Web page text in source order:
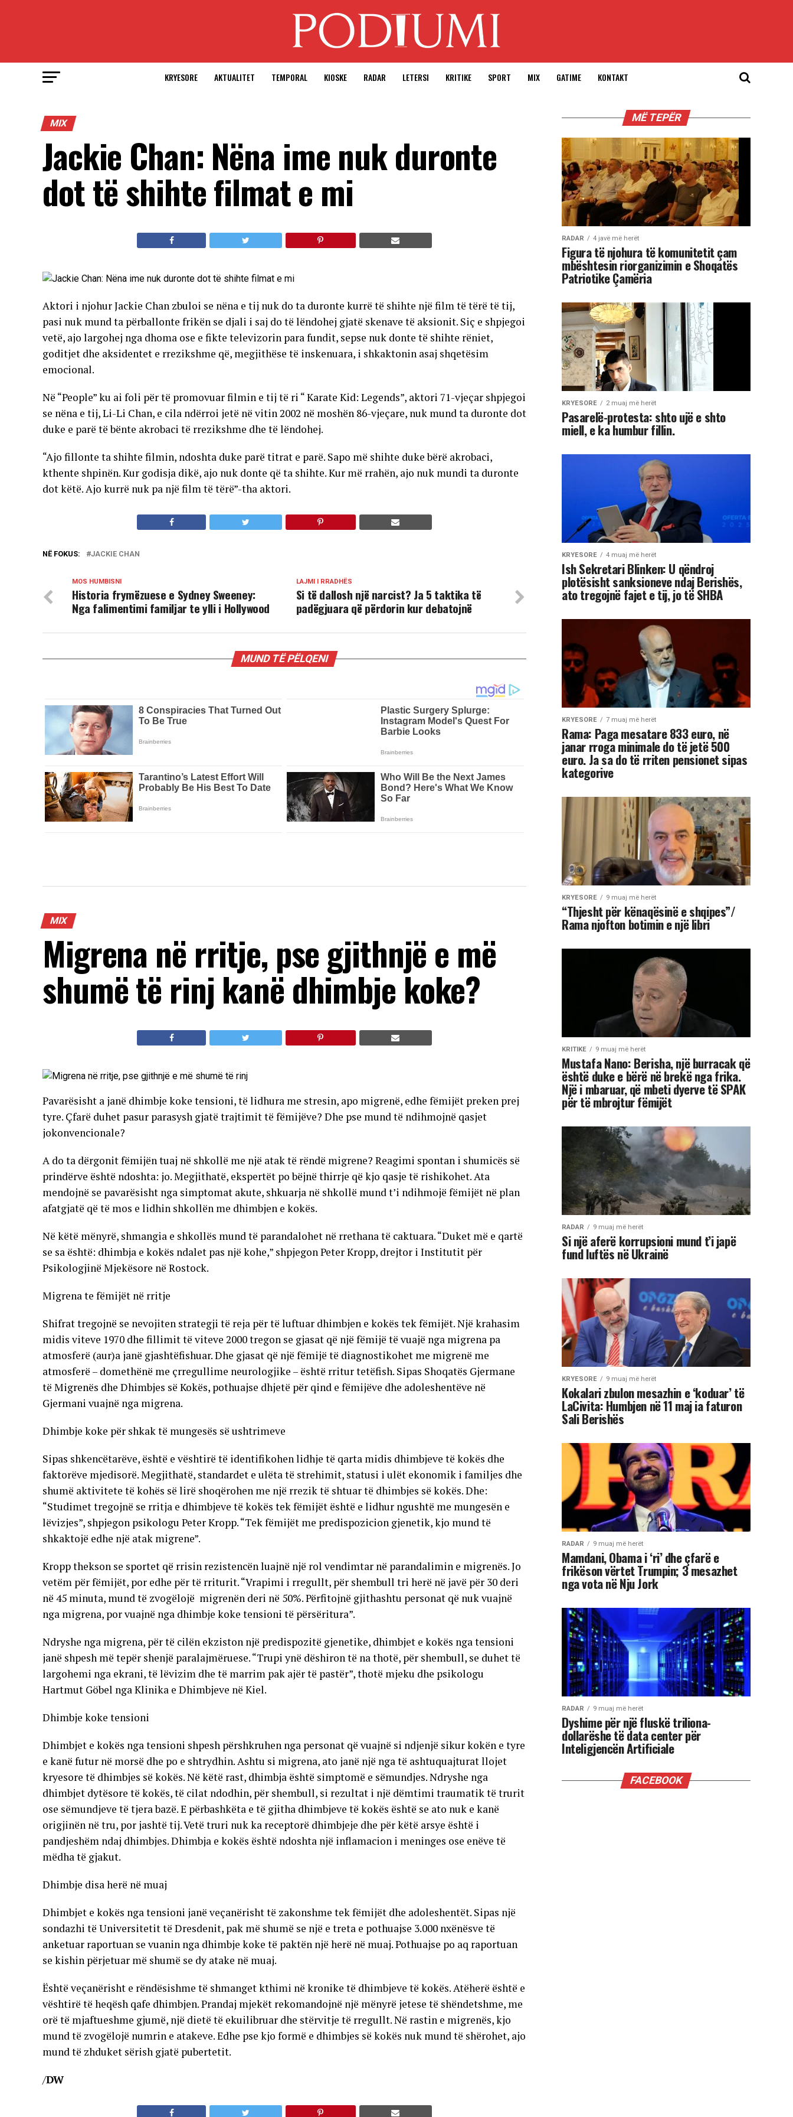
KRYESORE AKTUALITET TEMPORAL KIOSKE RADAR LETERSI KRITIKE SPORT MIX GATIME KONTAKT
MIX
Jackie Chan: Nëna ime nuk duronte
dot të shihte filmat e mi
Aktori i njohur Jackie Chan zbuloi se nëna e tij nuk do ta duronte kurrë të shihte një film të tërë të tij,
pasi nuk mund ta përballonte frikën se djali i saj do të lëndohej gjatë skenave të aksionit. Siç e shpjegoi
vetë, ajo largohej nga dhoma ose e fikte televizorin para fundit, sepse nuk donte të shihte rëniet,
goditjet dhe aksidentet e rrezikshme që, megjithëse të inskenuara, i shkaktonin asaj shqetësim
emocional.
Në “People” ku ai foli për të promovuar filmin e tij të ri “ Karate Kid: Legends”, aktori 71-vjeçar shpjegoi
se nëna e tij, Li-Li Chan, e cila ndërroi jetë në vitin 2002 në moshën 86-vjeçare, nuk mund ta duronte dot
duke e parë të bënte akrobaci të rrezikshme dhe të lëndohej.
“Ajo fillonte ta shihte filmin, ndoshta duke parë titrat e parë. Sapo më shihte duke bërë akrobaci,
kthente shpinën. Kur godisja dikë, ajo nuk donte që ta shihte. Kur më rrahën, ajo nuk mundi ta duronte
dot këtë. Ajo kurrë nuk pa një film të tërë”-tha aktori.
NË FOKUS: JACKIE CHAN
LAJMI I RRADHËS
Si të dallosh një narcist? Ja 5 taktika të
padëgjuara që përdorin kur debatojnë
MOS HUMBISNI
Historia frymëzuese e Sydney Sweeney:
Nga falimentimi familjar te ylli i Hollywood
MUND TË PËLQENI
MIX
Migrena në rritje, pse gjithnjë e më
shumë të rinj kanë dhimbje koke?
Pavarësisht a janë dhimbje koke tensioni, të lidhura me stresin, apo migrenë, edhe fëmijët preken prej
tyre. Çfarë duhet pasur parasysh gjatë trajtimit të fëmijëve? Dhe pse mund të ndihmojnë qasjet
jokonvencionale?
A do ta dërgonit fëmijën tuaj në shkollë me një atak të rëndë migrene? Reagimi spontan i shumicës së
prindërve është ndoshta: jo. Megjithatë, ekspertët po bëjnë thirrje që kjo qasje të rishikohet. Ata
mendojnë se pavarësisht nga simptomat akute, shkuarja në shkollë mund t’i ndihmojë fëmijët në plan
afatgjatë që të mos e lidhin shkollën me dhimbjen e kokës.
Në këtë mënyrë, shmangia e shkollës mund të parandalohet në rrethana të caktuara. “Duket më e qartë
se sa është: dhimbja e kokës ndalet pas një kohe,” shpjegon Peter Kropp, drejtor i Institutit për
Psikologjinë Mjekësore në Rostock.
Migrena te fëmijët në rritje
Shifrat tregojnë se nevojiten strategji të reja për të luftuar dhimbjen e kokës tek fëmijët. Një krahasim
midis viteve 1970 dhe fillimit të viteve 2000 tregon se gjasat që një fëmijë të vuajë nga migrena pa
atmosferë (aur)a janë gjashtëfishuar. Dhe gjasat që një fëmijë të diagnostikohet me migrenë me
atmosferë – domethënë me çrregullime neurologjike – është rritur tetëfish. Sipas Shoqatës Gjermane
të Migrenës dhe Dhimbjes së Kokës, pothuajse dhjetë për qind e fëmijëve dhe adoleshentëve në
Gjermani vuajnë nga migrena.
Dhimbje koke për shkak të mungesës së ushtrimeve
Sipas shkencëtarëve, është e vështirë të identifikohen lidhje të qarta midis dhimbjeve të kokës dhe
faktorëve mjedisorë. Megjithatë, standardet e ulëta të strehimit, statusi i ulët ekonomik i familjes dhe
shumë aktivitete të kohës së lirë shoqërohen me një rrezik të shtuar të dhimbjes së kokës. Dhe:
“Studimet tregojnë se rritja e dhimbjeve të kokës tek fëmijët është e lidhur ngushtë me mungesën e
lëvizjes”, shpjegon psikologu Peter Kropp. “Tek fëmijët me predispozicion gjenetik, kjo mund të
shkaktojë edhe një atak migrene”.
Kropp thekson se sportet që rrisin rezistencën luajnë një rol vendimtar në parandalimin e migrenës. Jo
vetëm për fëmijët, por edhe për të rriturit. “Vrapimi i rregullt, për shembull tri herë në javë për 30 deri
në 45 minuta, mund të zvogëlojë migrenën deri në 50%. Përfitojnë gjithashtu personat që nuk vuajnë
nga migrena, por vuajnë nga dhimbje koke tensioni të përsëritura”.
Ndryshe nga migrena, për të cilën ekziston një predispozitë gjenetike, dhimbjet e kokës nga tensioni
janë shpesh më tepër shenjë paralajmëruese. “Trupi ynë dëshiron të na thotë, për shembull, se duhet të
largohemi nga ekrani, të lëvizim dhe të marrim pak ajër të pastër”, thotë mjeku dhe psikologu
Hartmut Göbel nga Klinika e Dhimbjeve në Kiel.
Dhimbje koke tensioni
Dhimbjet e kokës nga tensioni shpesh përshkruhen nga personat që vuajnë si ndjenjë sikur kokën e tyre
e kanë futur në morsë dhe po e shtrydhin. Ashtu si migrena, ato janë një nga të ashtuquajturat llojet
kryesore të dhimbjes së kokës. Në këtë rast, dhimbja është simptomë e sëmundjes. Ndryshe nga
dhimbjet dytësore të kokës, të cilat ndodhin, për shembull, si rezultat i një dëmtimi traumatik të trurit
ose sëmundjeve të tjera bazë. E përbashkëta e të gjitha dhimbjeve të kokës është se ato nuk e kanë
origjinën në tru, por jashtë tij. Vetë truri nuk ka receptorë dhimbjeje dhe për këtë arsye është i
pandjeshëm ndaj dhimbjes. Dhimbja e kokës është ndoshta një inflamacion i meninges ose enëve të
mëdha të gjakut.
Dhimbje disa herë në muaj
Dhimbjet e kokës nga tensioni janë veçanërisht të zakonshme tek fëmijët dhe adoleshentët. Sipas një
sondazhi të Universitetit të Dresdenit, pak më shumë se një e treta e pothuajse 3.000 nxënësve të
anketuar raportuan se vuanin nga dhimbje koke të paktën një herë në muaj. Pothuajse po aq raportuan
se kishin përjetuar më shumë se dy atake në muaj.
Është veçanërisht e rëndësishme të shmanget kthimi në kronike të dhimbjeve të kokës. Atëherë është e
vështirë të heqësh qafe dhimbjen. Prandaj mjekët rekomandojnë një mënyrë jetese të shëndetshme, me
orë të mjaftueshme gjumë, një dietë të ekuilibruar dhe stërvitje të rregullt. Në rastin e migrenës, kjo
mund të zvogëlojë numrin e atakeve. Edhe pse kjo formë e dhimbjes së kokës nuk mund të shërohet, ajo
mund të zhduket sërish gjatë pubertetit.
/DW
MË TEPËR
RADAR 4 javë më herët
Figura të njohura të komunitetit çam
mbështesin riorganizimin e Shoqatës
Patriotike Çamëria
KRYESORE 2 muaj më herët
Pasarelë-protesta: shto ujë e shto
miell, e ka humbur fillin.
KRYESORE 4 muaj më herët
Ish Sekretari Blinken: U qëndroj
plotësisht sanksioneve ndaj Berishës,
ato tregojnë fajet e tij, jo të SHBA
KRYESORE 7 muaj më herët
Rama: Paga mesatare 833 euro, në
janar rroga minimale do të jetë 500
euro. Ja sa do të rriten pensionet sipas
kategorive
KRYESORE 9 muaj më herët
“Thjesht për kënaqësinë e shqipes”/
Rama njofton botimin e një libri
KRITIKE 9 muaj më herët
Mustafa Nano: Berisha, një burracak që
është duke e bërë në brekë nga frika.
Një i mbaruar, që mbeti dyerve të SPAK
për të mbrojtur fëmijët
RADAR 9 muaj më herët
Si një aferë korrupsioni mund t’i japë
fund luftës në Ukrainë
KRYESORE 9 muaj më herët
Kokalari zbulon mesazhin e ‘koduar’ të
LaCivita: Humbjen në 11 maj ia faturon
Sali Berishës
RADAR 9 muaj më herët
Mamdani, Obama i ‘ri’ dhe çfarë e
frikëson vërtet Trumpin; 3 mesazhet
nga vota në Nju Jork
RADAR 9 muaj më herët
Dyshime për një fluskë triliona-
dollarëshe të data center për
Inteligjencën Artificiale
FACEBOOK